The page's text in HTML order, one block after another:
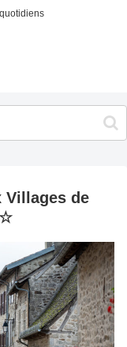
Villages de